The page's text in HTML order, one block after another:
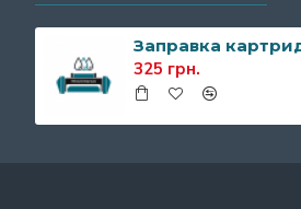
325 грн.